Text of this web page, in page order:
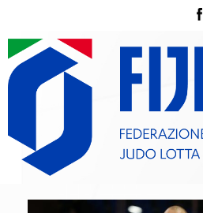
La
Contatti
Norme e modulistica
Classifica Società Sportive
Gare e